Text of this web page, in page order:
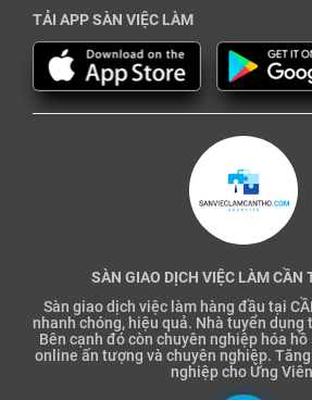
TẢI APP SÀN VIỆC LÀM
SÀN GIAO DỊCH VIỆC LÀM CẦN
Sàn giao dịch việc làm hàng đầu tại
nhanh chóng, hiệu quả. Nhà tuyển
Bên cạnh đó còn chuyên nghiệp hóa
online ấn tượng và chuyên nghiệp.
nghiệp cho Ứng